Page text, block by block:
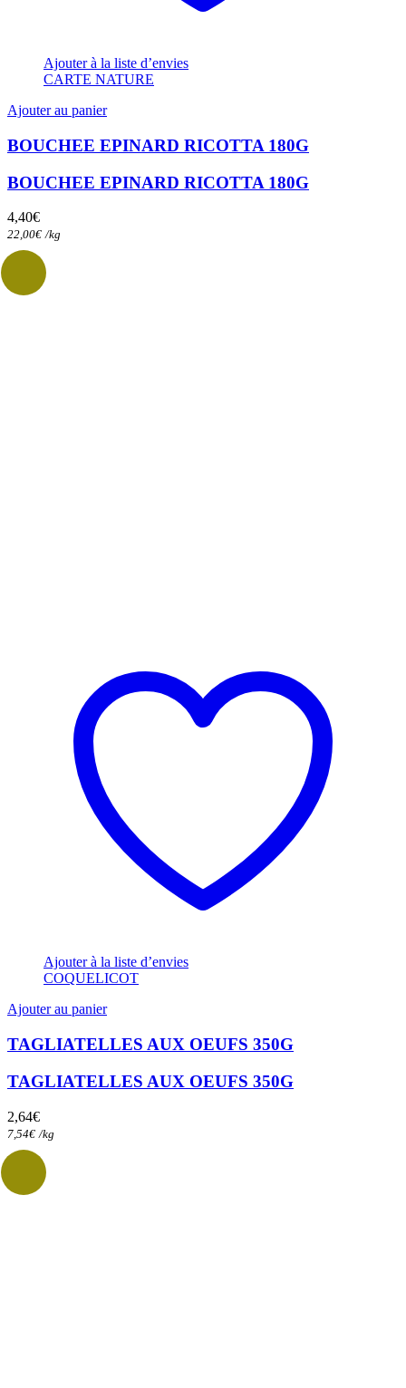
Ajouter à la liste d’envies
CARTE NATURE
Ajouter au panier
BOUCHEE EPINARD RICOTTA 180G
BOUCHEE EPINARD RICOTTA 180G
4,40€
22,00€ /kg
Ajouter à la liste d’envies
COQUELICOT
Ajouter au panier
TAGLIATELLES AUX OEUFS 350G
TAGLIATELLES AUX OEUFS 350G
2,64€
7,54€ /kg